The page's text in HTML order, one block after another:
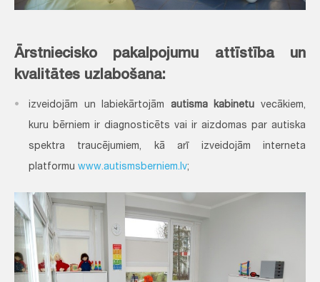
Ārstniecisko pakalpojumu attīstība un
kvalitātes uzlabošana:
izveidojām un labiekārtojām autisma kabinetu vecākiem,
kuru bērniem ir diagnosticēts vai ir aizdomas par autiska
spektra traucējumiem, kā arī izveidojām interneta
platformu www.autismsberniem.lv;